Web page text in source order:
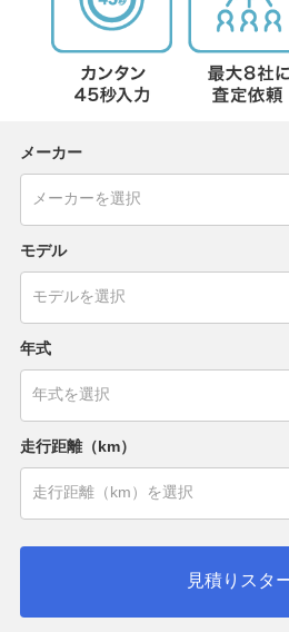
メーカー
モデル
年式
走行距離（km）
見積りスタ